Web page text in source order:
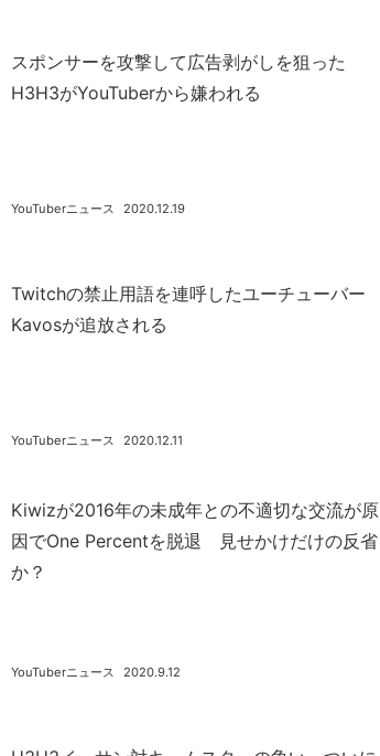
スポンサーを攻撃して広告剥がしを狙った
H3H3がYouTuberから嫌われる
Twitchの禁止用語を連呼したユーチューバー
Kavosが追放される
2020.12.19
YouTuberニュース
Kiwizが2016年の未成年との不適切な交流が原
因でOne Percentを脱退 見せかけだけの反省
か？
2020.12.11
YouTuberニュース
2020.9.12
YouTuberニュース